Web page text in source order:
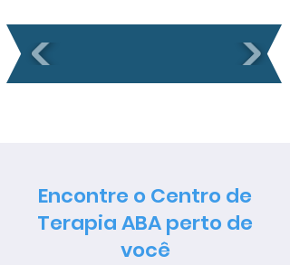
Encontre o Centro de
Terapia ABA perto de
você